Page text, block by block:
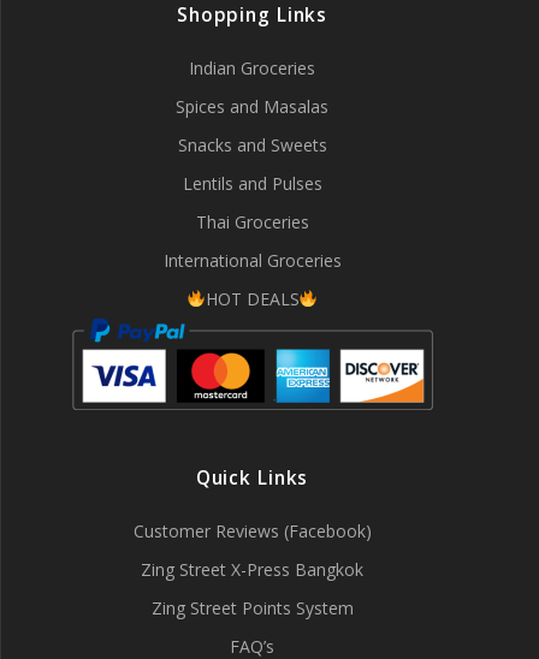
Shopping Links
Indian Groceries
Spices and Masalas
Snacks and Sweets
Lentils and Pulses
Thai Groceries
International Groceries
HOT DEALS
Quick Links
Customer Reviews (Facebook)
Zing Street X-Press Bangkok
Zing Street Points System
FAQ’s